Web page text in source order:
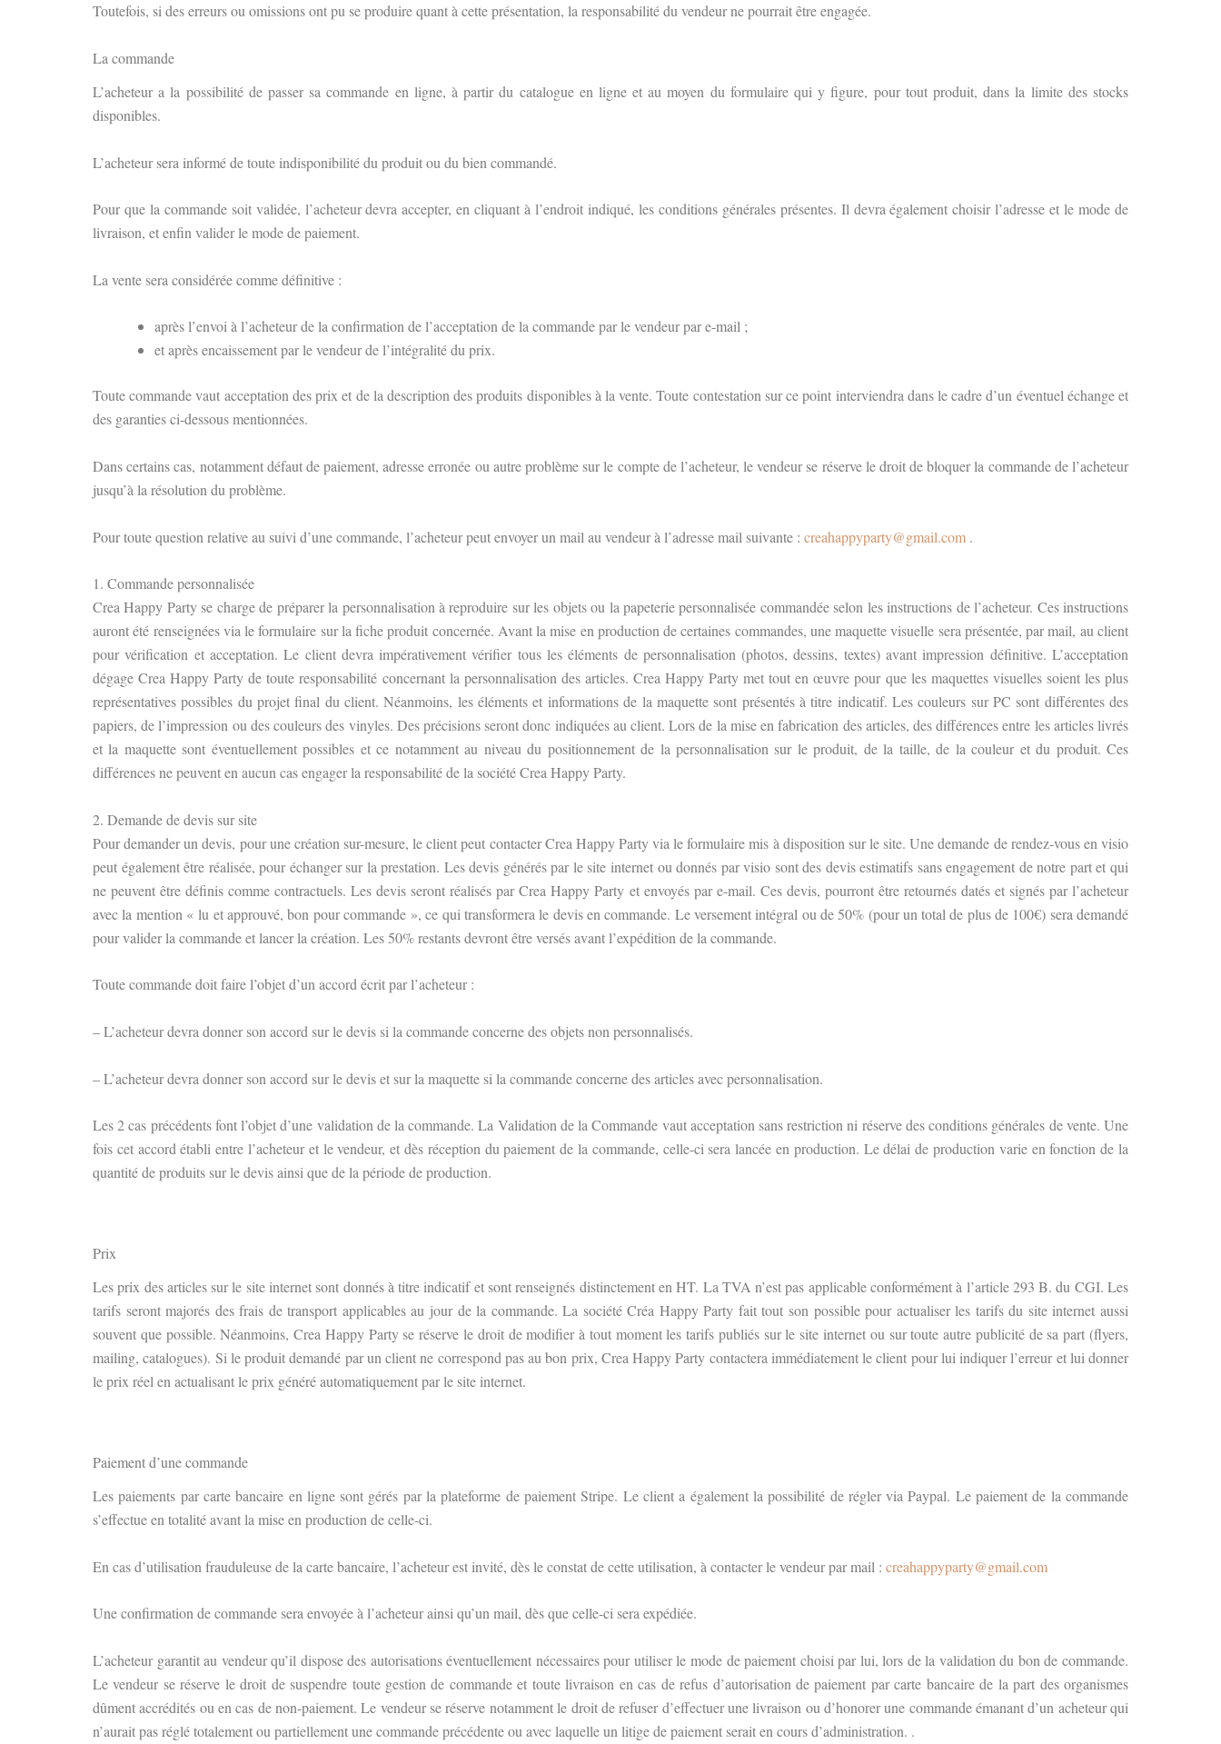
Toutefois, si des erreurs ou omissions ont pu se produire quant à cette présentation, la responsabilité du vendeur ne pourrait être engagée.
La commande
L’acheteur a la possibilité de passer sa commande en ligne, à partir du catalogue en ligne et au moyen du formulaire qui y figure, pour tout produit, dans la limite des stocks
disponibles.
L’acheteur sera informé de toute indisponibilité du produit ou du bien commandé.
Pour que la commande soit validée, l’acheteur devra accepter, en cliquant à l’endroit indiqué, les conditions générales présentes. Il devra également choisir l’adresse et le mode de
livraison, et enfin valider le mode de paiement.
La vente sera considérée comme définitive :
après l’envoi à l’acheteur de la confirmation de l’acceptation de la commande par le vendeur par e-mail ;
et après encaissement par le vendeur de l’intégralité du prix.
Toute commande vaut acceptation des prix et de la description des produits disponibles à la vente. Toute contestation sur ce point interviendra dans le cadre d’un éventuel échange et
des garanties ci-dessous mentionnées.
Dans certains cas, notamment défaut de paiement, adresse erronée ou autre problème sur le compte de l’acheteur, le vendeur se réserve le droit de bloquer la commande de l’acheteur
jusqu’à la résolution du problème.
Pour toute question relative au suivi d’une commande, l’acheteur peut envoyer un mail au vendeur à l’adresse mail suivante : creahappyparty@gmail.com .
1. Commande personnalisée
Crea Happy Party se charge de préparer la personnalisation à reproduire sur les objets ou la papeterie personnalisée commandée selon les instructions de l’acheteur. Ces instructions
auront été renseignées via le formulaire sur la fiche produit concernée. Avant la mise en production de certaines commandes, une maquette visuelle sera présentée, par mail, au client
pour vérification et acceptation. Le client devra impérativement vérifier tous les éléments de personnalisation (photos, dessins, textes) avant impression définitive. L’acceptation
dégage Crea Happy Party de toute responsabilité concernant la personnalisation des articles. Crea Happy Party met tout en œuvre pour que les maquettes visuelles soient les plus
représentatives possibles du projet final du client. Néanmoins, les éléments et informations de la maquette sont présentés à titre indicatif. Les couleurs sur PC sont différentes des
papiers, de l’impression ou des couleurs des vinyles. Des précisions seront donc indiquées au client. Lors de la mise en fabrication des articles, des différences entre les articles livrés
et la maquette sont éventuellement possibles et ce notamment au niveau du positionnement de la personnalisation sur le produit, de la taille, de la couleur et du produit. Ces
différences ne peuvent en aucun cas engager la responsabilité de la société Crea Happy Party.
2. Demande de devis sur site
Pour demander un devis, pour une création sur-mesure, le client peut contacter Crea Happy Party via le formulaire mis à disposition sur le site. Une demande de rendez-vous en visio
peut également être réalisée, pour échanger sur la prestation. Les devis générés par le site internet ou donnés par visio sont des devis estimatifs sans engagement de notre part et qui
ne peuvent être définis comme contractuels. Les devis seront réalisés par Crea Happy Party et envoyés par e-mail. Ces devis, pourront être retournés datés et signés par l’acheteur
avec la mention « lu et approuvé, bon pour commande », ce qui transformera le devis en commande. Le versement intégral ou de 50% (pour un total de plus de 100€) sera demandé
pour valider la commande et lancer la création. Les 50% restants devront être versés avant l’expédition de la commande.
Toute commande doit faire l’objet d’un accord écrit par l’acheteur :
– L’acheteur devra donner son accord sur le devis si la commande concerne des objets non personnalisés.
– L’acheteur devra donner son accord sur le devis et sur la maquette si la commande concerne des articles avec personnalisation.
Les 2 cas précédents font l’objet d’une validation de la commande. La Validation de la Commande vaut acceptation sans restriction ni réserve des conditions générales de vente. Une
fois cet accord établi entre l’acheteur et le vendeur, et dès réception du paiement de la commande, celle-ci sera lancée en production. Le délai de production varie en fonction de la
quantité de produits sur le devis ainsi que de la période de production.
Prix
Les prix des articles sur le site internet sont donnés à titre indicatif et sont renseignés distinctement en HT. La TVA n’est pas applicable conformément à l’article 293 B. du CGI.Les
tarifs seront majorés des frais de transport applicables au jour de la commande. La société Créa Happy Party fait tout son possible pour actualiser les tarifs du site internet aussi
souvent que possible. Néanmoins, Crea Happy Party se réserve le droit de modifier à tout moment les tarifs publiés sur le site internet ou sur toute autre publicité de sa part (flyers,
mailing, catalogues). Si le produit demandé par un client ne correspond pas au bon prix, Crea Happy Party contactera immédiatement le client pour lui indiquer l’erreur et lui donner
le prix réel en actualisant le prix généré automatiquement par le site internet.
Paiement d’une commande
Les paiements par carte bancaire en ligne sont gérés par la plateforme de paiement Stripe. Le client a également la possibilité de régler via Paypal. Le paiement de la commande
s’effectue en totalité avant la mise en production de celle-ci.
En cas d’utilisation frauduleuse de la carte bancaire, l’acheteur est invité, dès le constat de cette utilisation, à contacter le vendeur par mail : creahappyparty@gmail.com
Une confirmation de commande sera envoyée à l’acheteur ainsi qu’un mail, dès que celle-ci sera expédiée.
L’acheteur garantit au vendeur qu’il dispose des autorisations éventuellement nécessaires pour utiliser le mode de paiement choisi par lui, lors de la validation du bon de commande.
Le vendeur se réserve le droit de suspendre toute gestion de commande et toute livraison en cas de refus d’autorisation de paiement par carte bancaire de la part des organismes
dûment accrédités ou en cas de non-paiement. Le vendeur se réserve notamment le droit de refuser d’effectuer une livraison ou d’honorer une commande émanant d’un acheteur qui
n’aurait pas réglé totalement ou partiellement une commande précédente ou avec laquelle un litige de paiement serait en cours d’administration. .